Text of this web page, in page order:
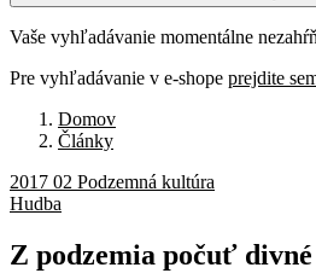
Vaše vyhľadávanie momentálne
Pre vyhľadávanie v e-shope prejdite
Domov
Články
2017 02 Podzemná kultúra
Hudba
Z podzemia počuť divné